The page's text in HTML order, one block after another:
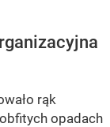
rąk
opadach